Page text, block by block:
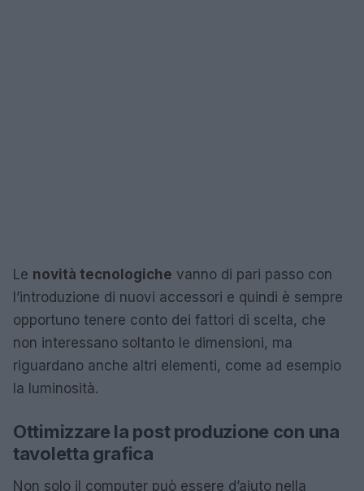
Le novità tecnologiche vanno di pari passo con
l’introduzione di nuovi accessori e quindi è sempre
opportuno tenere conto dei fattori di scelta, che
non interessano soltanto le dimensioni, ma
riguardano anche altri elementi, come ad esempio
la luminosità.
Ottimizzare la post produzione con una
tavoletta grafica
Non solo il computer può essere d’aiuto nella